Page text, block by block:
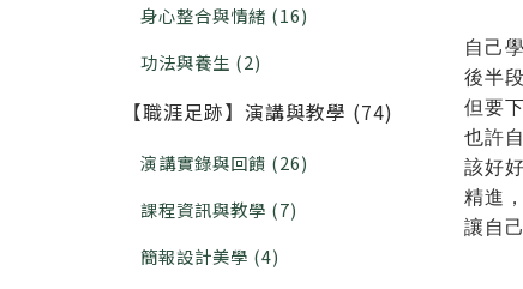
身心整合與情緒 (16)
功法與養生 (2)
【職涯足跡】演講與教學 (74)
演講實錄與回饋 (26)
課程資訊與教學 (7)
簡報設計美學 (4)
自己
後半
但要
也許
該好
精進
讓自